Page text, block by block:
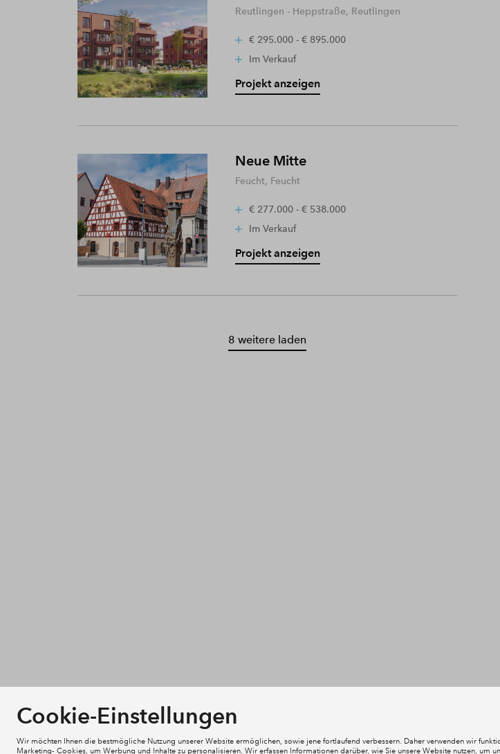
Reutlingen - Heppstraße, Reutlingen
€ 295.000 - € 895.000
Im Verkauf
Projekt anzeigen
Neue Mitte
Feucht, Feucht
€ 277.000 - € 538.000
Im Verkauf
Projekt anzeigen
8 weitere laden